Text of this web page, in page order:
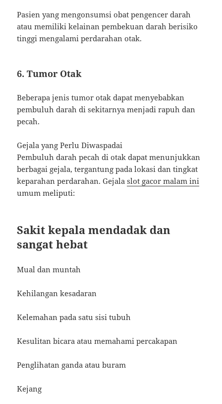
Pasien yang mengonsumsi obat pengencer darah
atau memiliki kelainan pembekuan darah berisiko
tinggi mengalami perdarahan otak.
6. Tumor Otak
Beberapa jenis tumor otak dapat menyebabkan
pembuluh darah di sekitarnya menjadi rapuh dan
pecah.
Gejala yang Perlu Diwaspadai
Pembuluh darah pecah di otak dapat menunjukkan
berbagai gejala, tergantung pada lokasi dan tingkat
keparahan perdarahan. Gejalaslot gacor malam ini
umum meliputi:
Sakit kepala mendadak dan
sangat hebat
Mual dan muntah
Kehilangan kesadaran
Kelemahan pada satu sisi tubuh
Kesulitan bicara atau memahami percakapan
Penglihatan ganda atau buram
Kejang